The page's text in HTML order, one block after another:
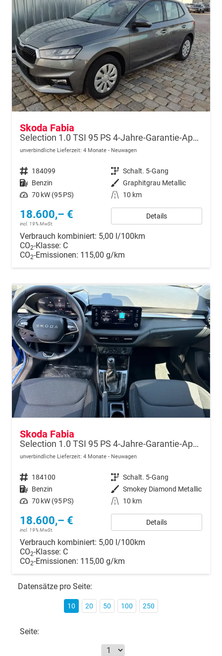
Skoda Fabia
Selection 1.0 TSI 95 PS 4-Jahre-Garantie-AppleCarPlay-AndroidAuto-LED-PDC-Sitzheizung-DAB-Klima
unverbindliche Lieferzeit: 4 Monate Neuwagen
Fahrzeugnr. 184099 Getriebe Schalt. 5-Gang
Kraftstoff Benzin Außenfarbe Graphitgrau Metallic
Leistung 70 kW (95 PS) Kilometerstand 10 km
18.600,– €
incl. 19% MwSt.
Details
Verbrauch kombiniert: 5,00 l/100km
CO2-Klasse: C
CO2-Emissionen: 115,00 g/km
Skoda Fabia
Selection 1.0 TSI 95 PS 4-Jahre-Garantie-AppleCarPlay-AndroidAuto-LED-PDC-Sitzheizung-DAB-Klima
unverbindliche Lieferzeit: 4 Monate Neuwagen
Fahrzeugnr. 184100 Getriebe Schalt. 5-Gang
Kraftstoff Benzin Außenfarbe Smokey Diamond Metallic
Leistung 70 kW (95 PS) Kilometerstand 10 km
18.600,– €
incl. 19% MwSt.
Details
Verbrauch kombiniert: 5,00 l/100km
CO2-Klasse: C
CO2-Emissionen: 115,00 g/km
Datensätze pro Seite:
10 20 50 100 250
Seite: